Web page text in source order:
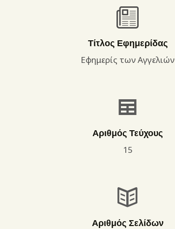
Τίτλος Εφημερίδας
Εφημερίς των Αγγελιών
Αριθμός Τεύχους
15
Αριθμός Σελίδων